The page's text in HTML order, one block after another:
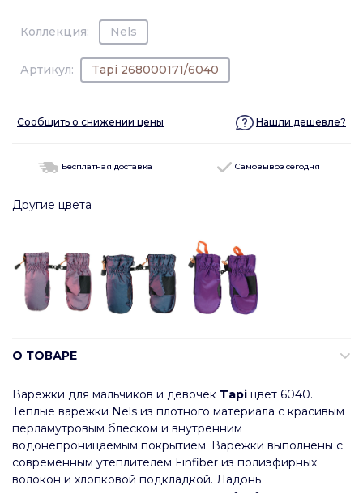
Коллекция: Nels
Артикул: Tapi 268000171/6040
Сообщить о снижении цены Нашли дешевле?
Бесплатная доставка Самовывоз сегодня
Другие цвета
О ТОВАРЕ
Варежки для мальчиков и девочек Tapi цвет 6040.
Теплые варежки Nels из плотного материала с красивым
перламутровым блеском и внутренним
водонепроницаемым покрытием. Варежки выполнены с
современным утеплителем Finfiber из полиэфирных
волокон и хлопковой подкладкой. Ладонь